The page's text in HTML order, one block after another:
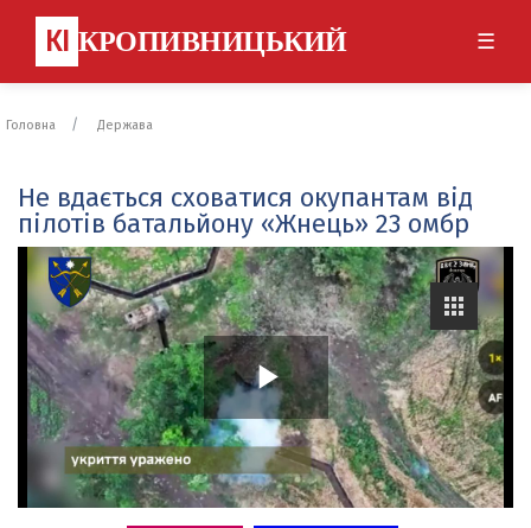
КІ КРОПИВНИЦЬКИЙ ☰
Головна Держава
Не вдається сховатися окупантам від
пілотів батальйону «Жнець» 23 омбр
P
l